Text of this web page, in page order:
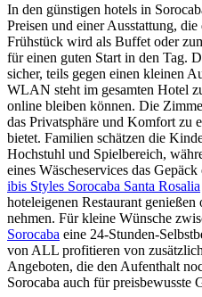
In den günstigen hotels in
Preisen und einer Ausstattung,
Frühstück wird als Buffet oder
für einen guten Start in den Tag.
sicher, teils gegen einen kleinen
WLAN steht im gesamten Hotel
online bleiben können. Die
das Privatsphäre und Komfort zu
bietet. Familien schätzen die
Hochstuhl und Spielbereich,
eines Wäscheservices das
ibis Styles Sorocaba Santa Rosalia
hoteleigenen Restaurant
nehmen. Für kleine Wünsche
Sorocaba eine 24-Stunden-
von ALL profitieren von
Angeboten, die den Aufenthalt
Sorocaba auch für preisbewusste